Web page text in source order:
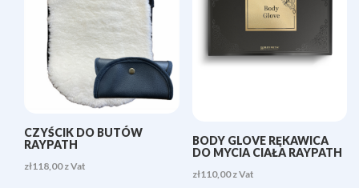
CZYŚCIK DO BUTÓW
RAYPATH
zł118,00 z Vat
BODY GLOVE RĘKAWICA
DO MYCIA CIAŁA RAYPATH
zł110,00 z Vat